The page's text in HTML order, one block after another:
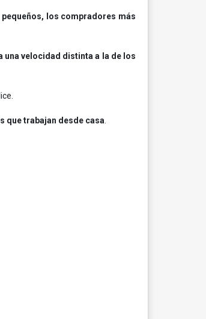
pequeños, los compradores más
una velocidad distinta a la de los
que trabajan desde casa